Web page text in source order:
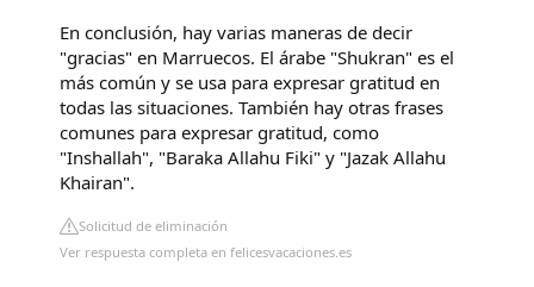
En conclusión, hay varias maneras de decir
"gracias" en Marruecos. El árabe "Shukran" es el
más común y se usa para expresar gratitud en
todas las situaciones. También hay otras frases
comunes para expresar gratitud, como
"Inshallah", "Baraka Allahu Fiki" y "Jazak Allahu
Khairan".
Solicitud de eliminación
Ver respuesta completa en felicesvacaciones.es